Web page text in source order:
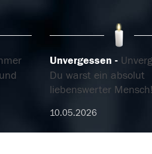
Unvergessen
Du warst ein absolut
liebenswerter Mensch!
10.05.2026